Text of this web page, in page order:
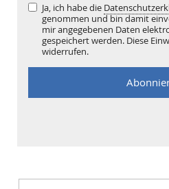
Ja, ich habe die
genommen und bin damit
mir angegebenen Daten
gespeichert werden. Diese
widerrufen.